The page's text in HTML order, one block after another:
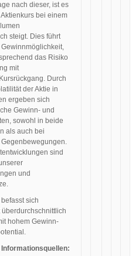
nach dieser, ist es
bei einem
steigt. Dies führt
das Risiko
mit
Durch
der Aktie in
ergeben sich
Gewinn- und
sowohl in beide
als auch bei
sind
und
sich
hohem Gewinn-
Informationsquellen: